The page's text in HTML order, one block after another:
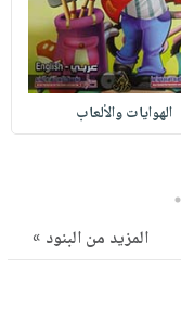
الهوايات والألعاب
5
المزيد من البنود »